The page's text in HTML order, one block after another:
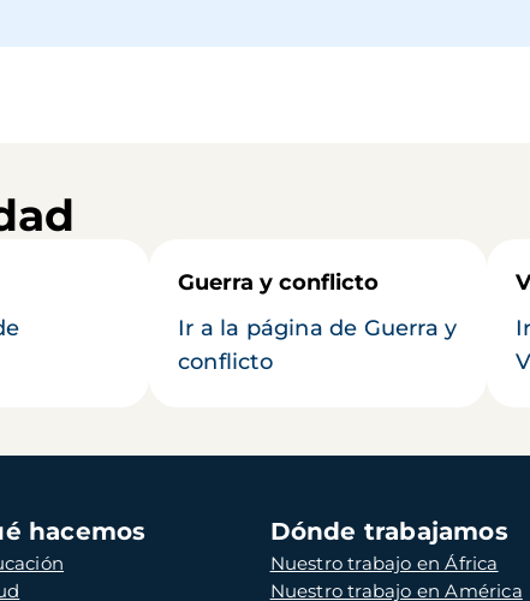
Guerra y conflicto
Ir a la página de Guerra y
conflicto
hacemos Dónde trabajamos
Nuestro trabajo en África
Nuestro trabajo en América